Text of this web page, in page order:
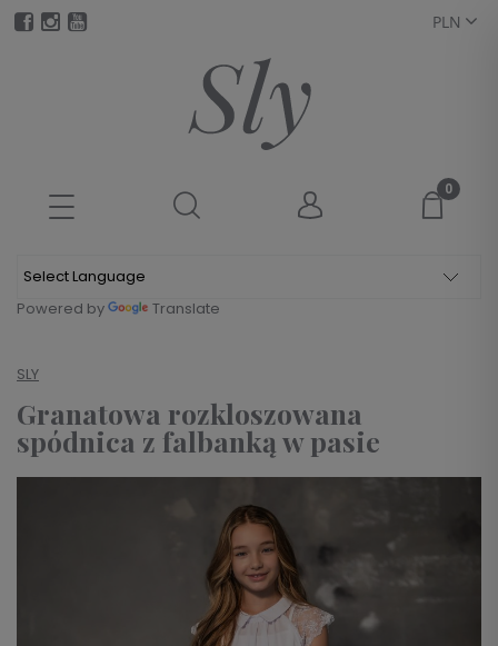
Powered by Translate
SLY
Granatowa rozkloszowana
spódnica z falbanką w pasie